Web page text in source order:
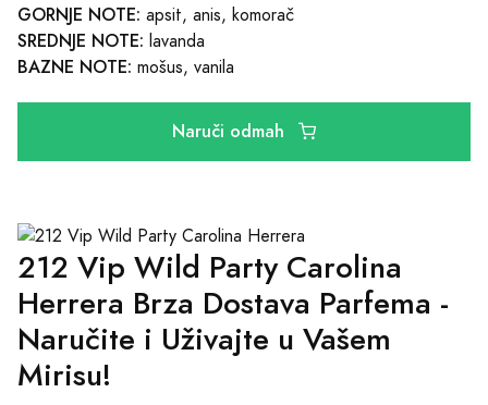
GORNJE NOTE: apsit, anis, komorač
SREDNJE NOTE: lavanda
BAZNE NOTE: mošus, vanila
Naruči odmah
212 Vip Wild Party Carolina
Herrera Brza Dostava Parfema -
Naručite i Uživajte u Vašem
Mirisu!